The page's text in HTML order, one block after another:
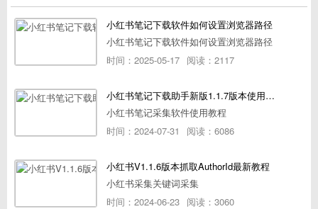
小红书笔记下载软件如何设置浏览器路径
小红书笔记下载软件如何设置浏览器路径
时间：2025-05-17 阅读：2117
小红书笔记下载助手新版1.1.7版本使用教程
小红书笔记采集软件使用教程
时间：2024-07-31
阅读：6086
小红书V1.1.6版本抓取AuthorId最新教程
小红书采集关键词采集
时间：2024-06-23 阅读：3060